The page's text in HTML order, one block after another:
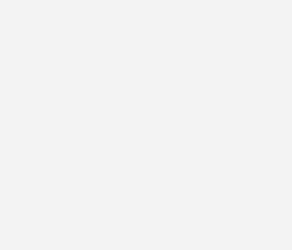
Essen
Wärme und effiziente
stehen elektrische